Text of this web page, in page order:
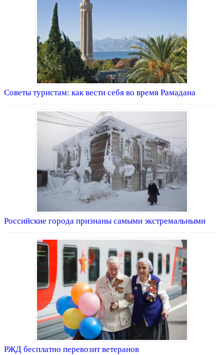
Советы туристам: как вести себя во время Рамадана
Российские города признаны самыми экстремальными
РЖД бесплатно перевозит ветеранов